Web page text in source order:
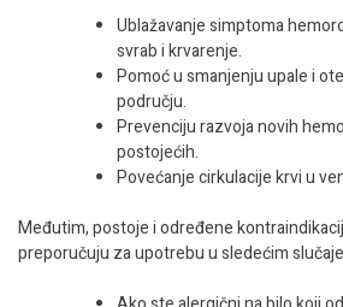
Ublažavanje simptoma
svrab i krvarenje.
Pomoć u smanjenju upale i
području.
Prevenciju razvoja novih
postojećih.
Povećanje cirkulacije krvi u
Međutim, postoje i određene
preporučuju za upotrebu u sledećim